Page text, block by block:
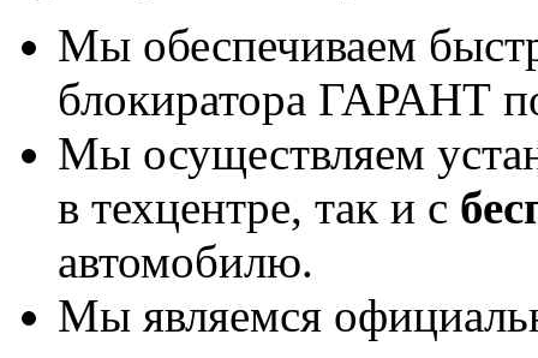
Мы обеспечиваем
блокиратора ГАРАНТ
Мы осуществляем
в техцентре, так и с
автомобилю.
Мы являемся